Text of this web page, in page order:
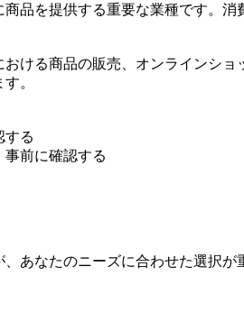
品を提供する重要な業種です。
ける商品の販売、オンラインシ
。
する
前に確認する
あなたのニーズに合わせた選択が